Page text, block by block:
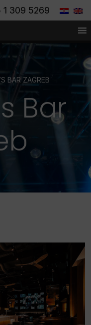
1 309 5269
BAR ZAGREB
Bar